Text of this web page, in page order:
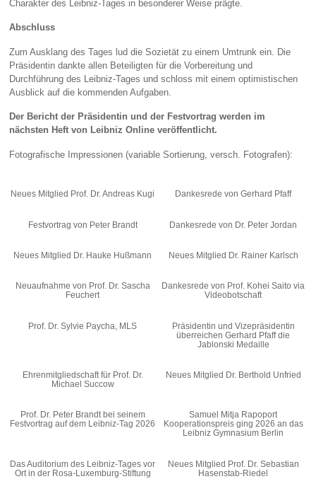
Charakter des Leibniz‑Tages in besonderer Weise prägte.
Abschluss
Zum Ausklang des Tages lud die Sozietät zu einem Umtrunk ein. Die
Präsidentin dankte allen Beteiligten für die Vorbereitung und
Durchführung des Leibniz‑Tages und schloss mit einem optimistischen
Ausblick auf die kommenden Aufgaben.
Der Bericht der Präsidentin und der Festvortrag werden im
nächsten Heft von Leibniz Online veröffentlicht.
Fotografische Impressionen (variable Sortierung, versch. Fotografen):
Neues Mitglied Prof. Dr. Andreas Kugi Dankesrede von Gerhard Pfaff
Festvortrag von Peter Brandt Dankesrede von Dr. Peter Jordan
Neues Mitglied Dr. Hauke Hußmann Neues Mitglied Dr. Rainer Karlsch
Neuaufnahme von Prof. Dr. Sascha
Feuchert
Dankesrede von Prof. Kohei Saito via
Videobotschaft
Prof. Dr. Sylvie Paycha, MLS
Präsidentin und Vizepräsidentin
überreichen Gerhard Pfaff die
Jablonski Medaille
Ehrenmitgliedschaft für Prof. Dr.
Michael Succow
Neues Mitglied Dr. Berthold Unfried
Prof. Dr. Peter Brandt bei seinem
Festvortrag auf dem Leibniz-Tag 2026
Samuel Mitja Rapoport
Kooperationspreis ging 2026 an das
Leibniz Gymnasium Berlin
Das Auditorium des Leibniz-Tages vor
Ort in der Rosa-Luxemburg-Stiftung
Neues Mitglied Prof. Dr. Sebastian
Hasenstab-Riedel